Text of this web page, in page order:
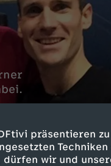
präsentieren
wir und